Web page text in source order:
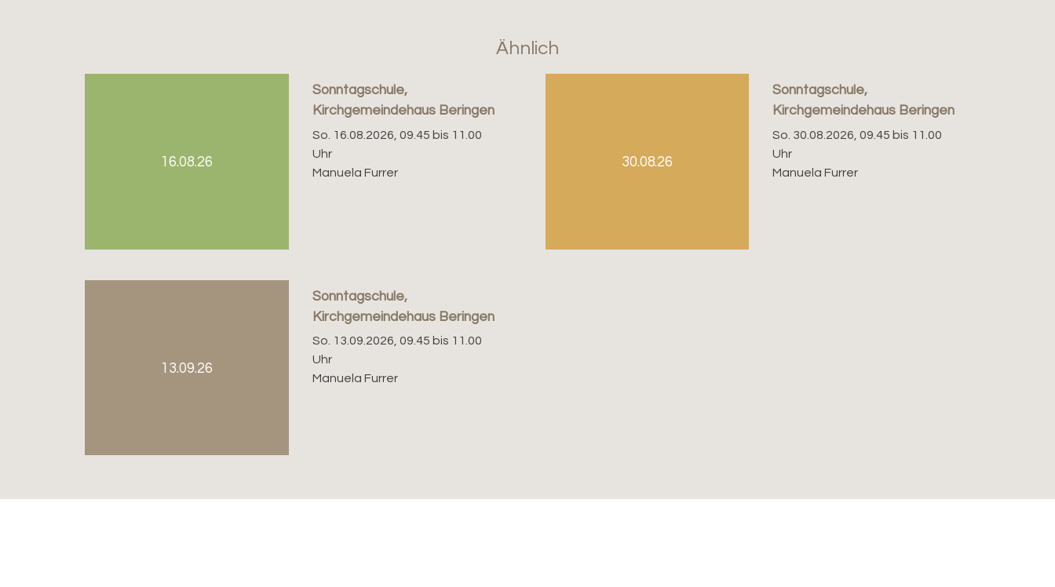
Ähnlich
16.08.26
Sonntagschule,
Kirchgemeindehaus Beringen
So. 16.08.2026, 09.45 bis 11.00
Uhr
Manuela Furrer
30.08.26
Sonntagschule,
Kirchgemeindehaus Beringen
So. 30.08.2026, 09.45 bis 11.00
Uhr
Manuela Furrer
13.09.26
Sonntagschule,
Kirchgemeindehaus Beringen
So. 13.09.2026, 09.45 bis 11.00
Uhr
Manuela Furrer